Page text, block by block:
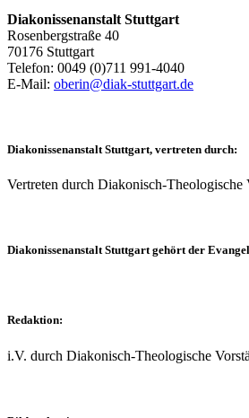
Diakonissenanstalt Stuttgart
Rosenbergstraße 40
70176 Stuttgart
Telefon: 0049 (0)711 991-4040
E-Mail: oberin@diak-stuttgart.de
Diakonissenanstalt Stuttgart, vertreten durch:
Vertreten durch Diakonisch-
Diakonissenanstalt Stuttgart gehört der
Redaktion:
i.V. durch Diakonisch-Theologische